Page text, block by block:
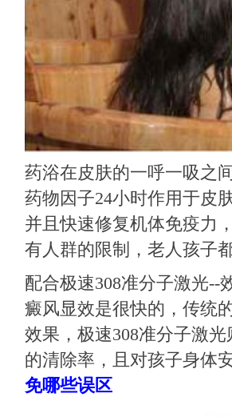
药浴在皮肤的一呼一吸之
药物因子24小时作用于皮
并且快速修复机体免疫力
有人群的限制，老人孩子
配合极速308准分子激光--
癜风显效是很快的，传统
效果，极速308准分子激
的清除率，且对孩子身体
免哪些误区